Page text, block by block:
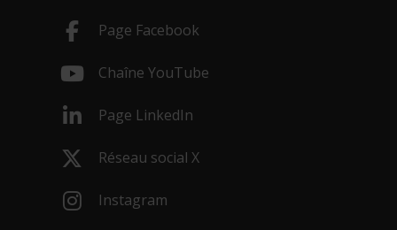
Page Facebook
Chaîne YouTube
Page LinkedIn
Réseau social X
Instagram